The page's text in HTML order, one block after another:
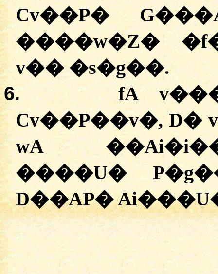
Cv��P�
����w�Z�
v�� �s�g��.
6.
fA
Cv��P��v�, D�
wA
����U�
D��AP�